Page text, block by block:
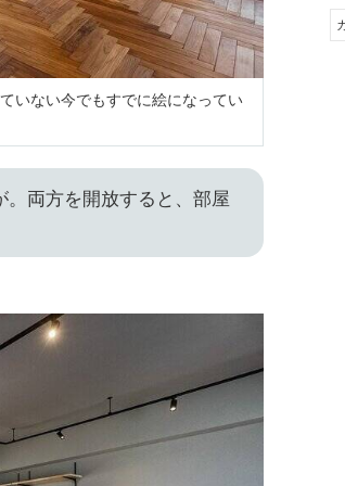
いない今でもすでに絵になってい
両方を開放すると、部屋